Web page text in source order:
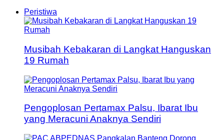
Peristiwa
Musibah Kebakaran di Langkat Hanguskan
19 Rumah
Pengoplosan Pertamax Palsu, Ibarat Ibu
yang Meracuni Anaknya Sendiri